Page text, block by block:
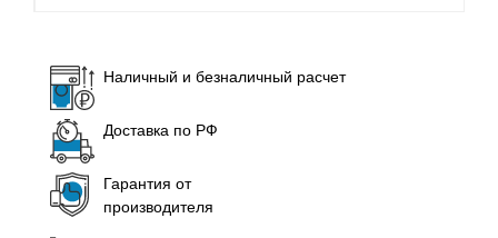
Наличный и безналичный расчет
Доставка по РФ
Гарантия от
производителя